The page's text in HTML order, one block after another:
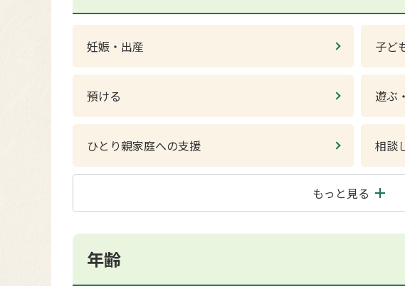
妊娠・出産 子ど
預ける 遊ぶ
ひとり親家庭への支援 相談
もっと見る
年齢